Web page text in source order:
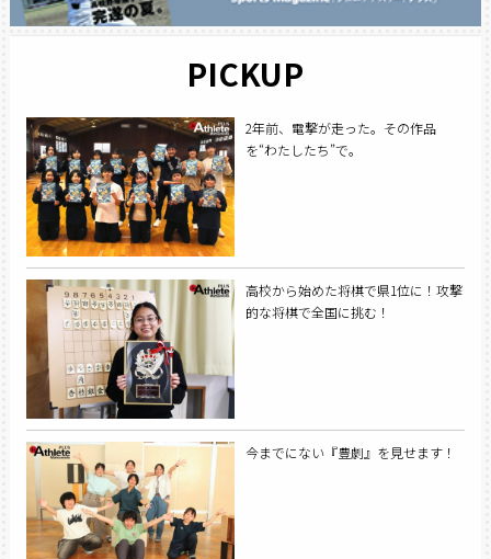
PICKUP
2年前、電撃が走った。その作品
を“わたしたち”で。
高校から始めた将棋で県1位に！攻撃
的な将棋で全国に挑む！
今までにない『豊劇』を見せます！